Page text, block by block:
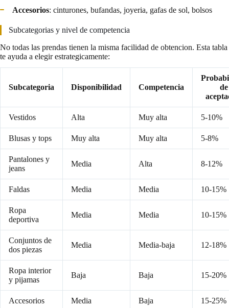
Accesorios: cinturones, bufandas, joyeria, gafas de sol, bolsos
Subcategorias y nivel de competencia
No todas las prendas tienen la misma facilidad de obtencion. Esta tabla
te ayuda a elegir estrategicamente:
Subcategoria Disponibilidad Competencia
de
Vestidos Alta Muy alta 5-10%
Blusas y tops Muy alta Muy alta 5-8%
Pantalones y
jeans
Media Alta 8-12%
Faldas Media Media 10-15%
Ropa
deportiva
Media Media 10-15%
Conjuntos de
dos piezas
Media Media-baja 12-18%
Ropa interior
y pijamas
Baja Baja 15-20%
Accesorios Media Baja 15-25%